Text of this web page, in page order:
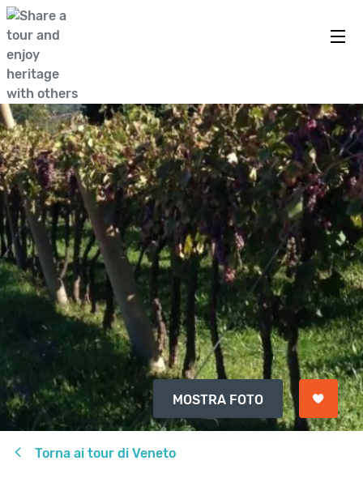
MOSTRA FOTO
Torna ai tour di Veneto